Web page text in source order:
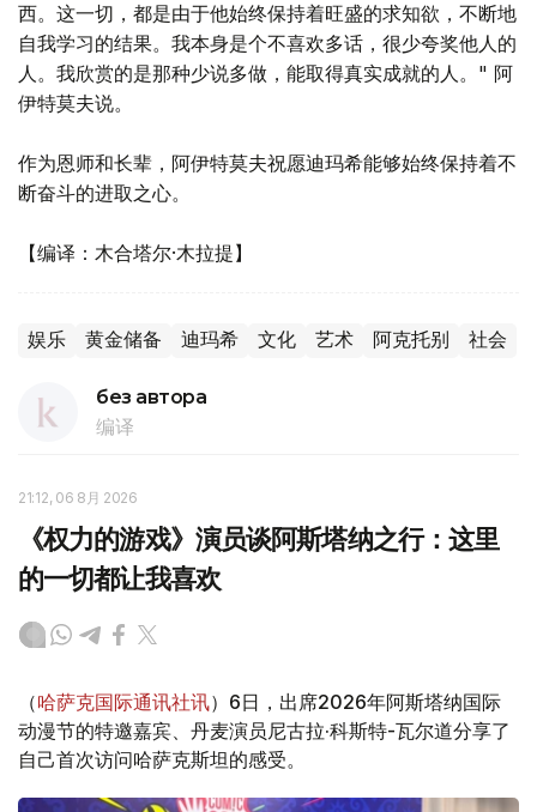
西。这一切，都是由于他始终保持着旺盛的求知欲，不断地
自我学习的结果。我本身是个不喜欢多话，很少夸奖他人的
人。我欣赏的是那种少说多做，能取得真实成就的人。" 阿
伊特莫夫说。
作为恩师和长辈，阿伊特莫夫祝愿迪玛希能够始终保持着不
断奋斗的进取之心。
【编译：木合塔尔·木拉提】
娱乐 黄金储备 迪玛希 文化 艺术 阿克托别 社会
без автора
编译
21:12, 06 8月 2026
《权力的游戏》演员谈阿斯塔纳之行：这里
的一切都让我喜欢
（哈萨克国际通讯社讯）6日，出席2026年阿斯塔纳国际
动漫节的特邀嘉宾、丹麦演员尼古拉·科斯特-瓦尔道分享了
自己首次访问哈萨克斯坦的感受。